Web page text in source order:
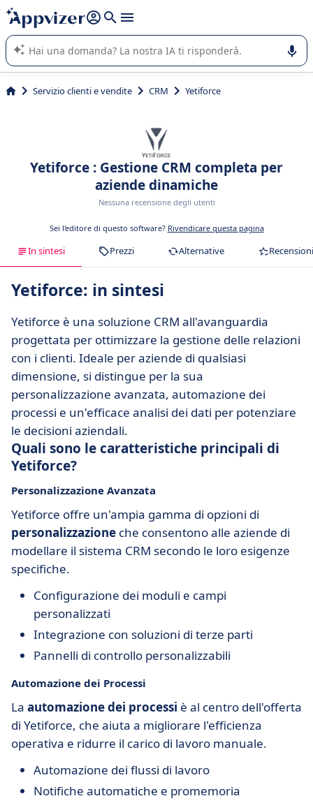
righe con
shift + enter
L'IA di Appvizer vi guida nell'utilizzo o nella scelta di un
software SaaS per la vostra azienda.
Servizio clienti e vendite CRM Yetiforce
Yetiforce : Gestione CRM completa per
aziende dinamiche
Nessuna recensione degli utenti
Sei l'editore di questo software? Rivendicare questa pagina
In sintesi Prezzi Alternative Recensioni
Yetiforce: in sintesi
Yetiforce è una soluzione CRM all'avanguardia
progettata per ottimizzare la gestione delle relazioni
con i clienti. Ideale per aziende di qualsiasi
dimensione, si distingue per la sua
personalizzazione avanzata, automazione dei
processi e un'efficace analisi dei dati per potenziare
le decisioni aziendali.
Quali sono le caratteristiche principali di
Yetiforce?
Personalizzazione Avanzata
Yetiforce offre un'ampia gamma di opzioni di
personalizzazione che consentono alle aziende di
modellare il sistema CRM secondo le loro esigenze
specifiche.
Configurazione dei moduli e campi
personalizzati
Integrazione con soluzioni di terze parti
Pannelli di controllo personalizzabili
Automazione dei Processi
La automazione dei processi è al centro dell'offerta
di Yetiforce, che aiuta a migliorare l'efficienza
operativa e ridurre il carico di lavoro manuale.
Automazione dei flussi di lavoro
Notifiche automatiche e promemoria